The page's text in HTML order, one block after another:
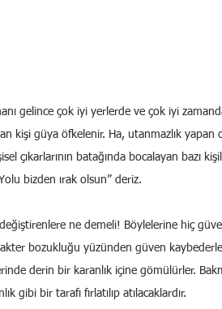
gelince çok iyi yerlerde ve çok iyi
kişi güya öfkelenir. Ha, utanmazlık
çıkarlarının batağında bocalayan bazı
bizden ırak olsun” deriz.
değiştirenlere ne demeli! Böylelerine hiç
bozukluğu yüzünden güven
derin bir karanlık içine gömülürler.
gibi bir tarafı fırlatılıp atılacaklardır.